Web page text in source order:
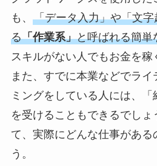
も、 「データ入力」や「文
る「作業系」と呼ばれる簡単
スキルがない人でもお金を稼
また、すでに本業などでライ
ミングをしている人には、
を受けることもできるでしょ
て、実際にどんな仕事がある
う。